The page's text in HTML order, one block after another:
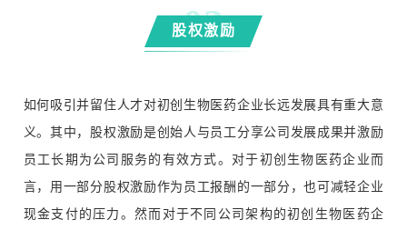
03
股权激励
如何吸引并留住人才对初创生物医药企业长远发展具有重大意
义。其中，股权激励是创始人与员工分享公司发展成果并激励
员工长期为公司服务的有效方式。对于初创生物医药企业而
言，用一部分股权激励作为员工报酬的一部分，也可减轻企业
现金支付的压力。然而对于不同公司架构的初创生物医药企